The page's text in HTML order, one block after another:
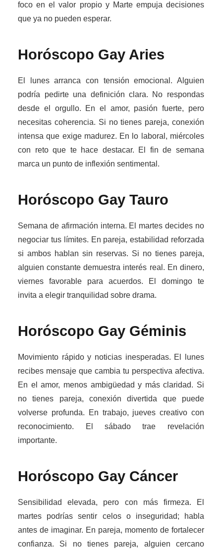
foco en el valor propio y Marte empuja decisiones
que ya no pueden esperar.
Horóscopo Gay Aries
El lunes arranca con tensión emocional. Alguien
podría pedirte una definición clara. No respondas
desde el orgullo. En el amor, pasión fuerte, pero
necesitas coherencia. Si no tienes pareja, conexión
intensa que exige madurez. En lo laboral, miércoles
con reto que te hace destacar. El fin de semana
marca un punto de inflexión sentimental.
Horóscopo GayTauro
Semana de afirmación interna. El martes decides no
negociar tus límites. En pareja, estabilidad reforzada
si ambos hablan sin reservas. Si no tienes pareja,
alguien constante demuestra interés real. En dinero,
viernes favorable para acuerdos. El domingo te
invita a elegir tranquilidad sobre drama.
Horóscopo Gay Géminis
Movimiento rápido y noticias inesperadas. El lunes
recibes mensaje que cambia tu perspectiva afectiva.
En el amor, menos ambigüedad y más claridad. Si
no tienes pareja, conexión divertida que puede
volverse profunda. En trabajo, jueves creativo con
reconocimiento. El sábado trae revelación
importante.
Horóscopo Gay Cáncer
Sensibilidad elevada, pero con más firmeza. El
martes podrías sentir celos o inseguridad; habla
antes de imaginar. En pareja, momento de fortalecer
confianza. Si no tienes pareja, alguien cercano